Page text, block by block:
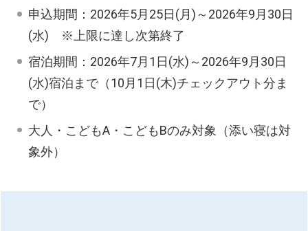
申込期間：2026年5月25日(月)～2026年9月30日
(水) ※上限に達し次第終了
宿泊期間：2026年7月1日(水)～2026年9月30日
(水)宿泊まで（10月1日(木)チェックアウト分ま
で）
大人・こどもA・こどもBのみ対象（添い寝は対
象外）